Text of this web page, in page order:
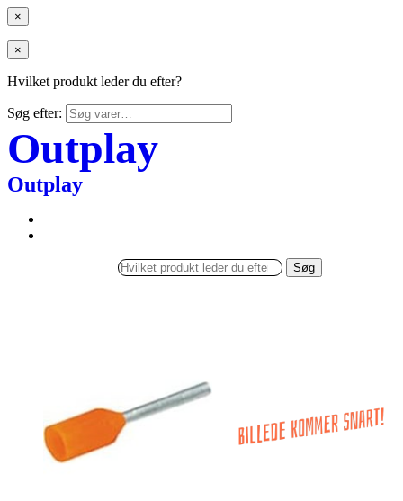
×
×
Hvilket produkt leder du efter?
Søg efter:
Outplay
Outplay
Søg